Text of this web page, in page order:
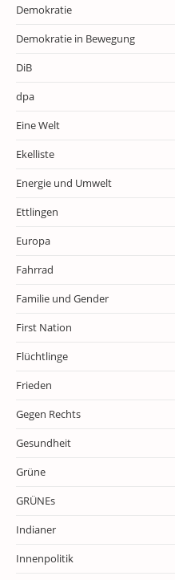
Demokratie
Demokratie in Bewegung
DiB
dpa
Eine Welt
Ekelliste
Energie und Umwelt
Ettlingen
Europa
Fahrrad
Familie und Gender
First Nation
Flüchtlinge
Frieden
Gegen Rechts
Gesundheit
Grüne
GRÜNEs
Indianer
Innenpolitik